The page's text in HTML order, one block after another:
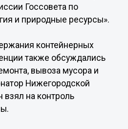
Госсовета по
и природные ресурсы».
контейнерных
также обсуждались
вывоза мусора и
Нижегородской
взял на контроль